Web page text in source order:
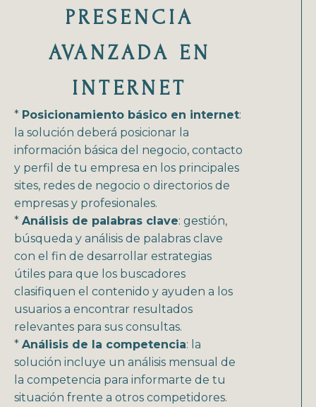
PRESENCIA
AVANZADA EN
INTERNET
* Posicionamiento básico en internet:
la solución deberá posicionar la
información básica del negocio, contacto
y perfil de tu empresa en los principales
sites, redes de negocio o directorios de
empresas y profesionales.
* Análisis de palabras clave: gestión,
búsqueda y análisis de palabras clave
con el fin de desarrollar estrategias
útiles para que los buscadores
clasifiquen el contenido y ayuden a los
usuarios a encontrar resultados
relevantes para sus consultas.
* Análisis de la competencia: la
solución incluye un análisis mensual de
la competencia para informarte de tu
situación frente a otros competidores.